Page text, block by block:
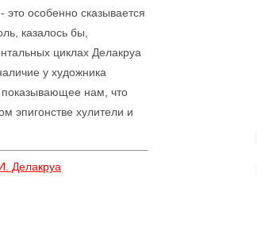
особенно сказывается
казалось бы,
циклах Делакруа
у художника
показывающее нам, что
эпигонстве хулители и
Делакруа